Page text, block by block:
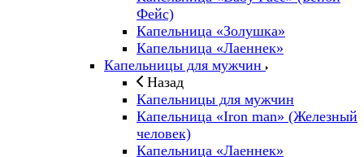
Фейс)
Капельница «Золушка»
Капельница «Лаеннек»
Капельницы для мужчин
Назад
Капельницы для мужчин
Капельница «Iron man» (Железный
человек)
Капельница «Лаеннек»